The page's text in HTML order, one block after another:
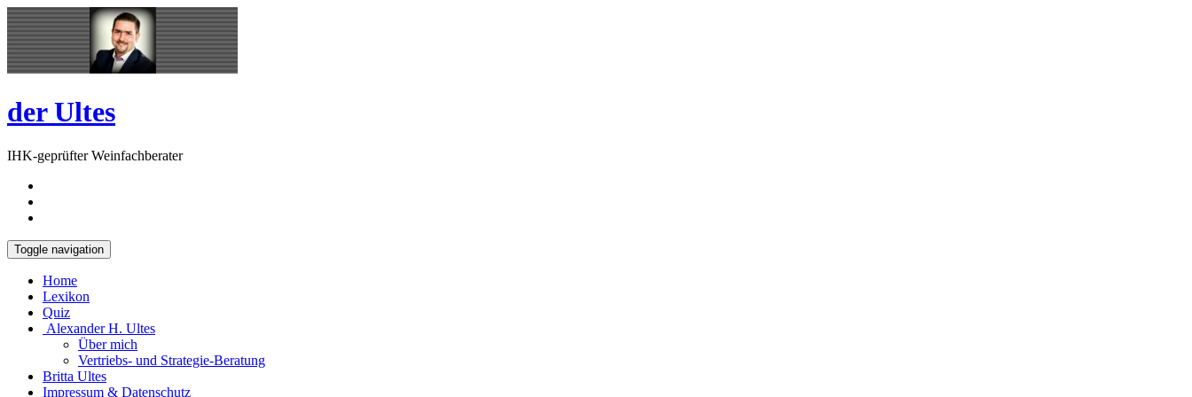
Skip
to
content
Open
Sidebar
der Ultes
IHK-geprüfter Weinfachberater
Toggle navigation
Home
Lexikon
Quiz
Alexander H. Ultes
Über mich
Vertriebs- und Strategie-Beratung
Britta Ultes
Impressum & Datenschutz